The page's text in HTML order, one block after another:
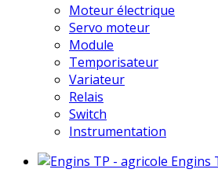
Moteur électrique
Servo moteur
Module
Temporisateur
Variateur
Relais
Switch
Instrumentation
Engins